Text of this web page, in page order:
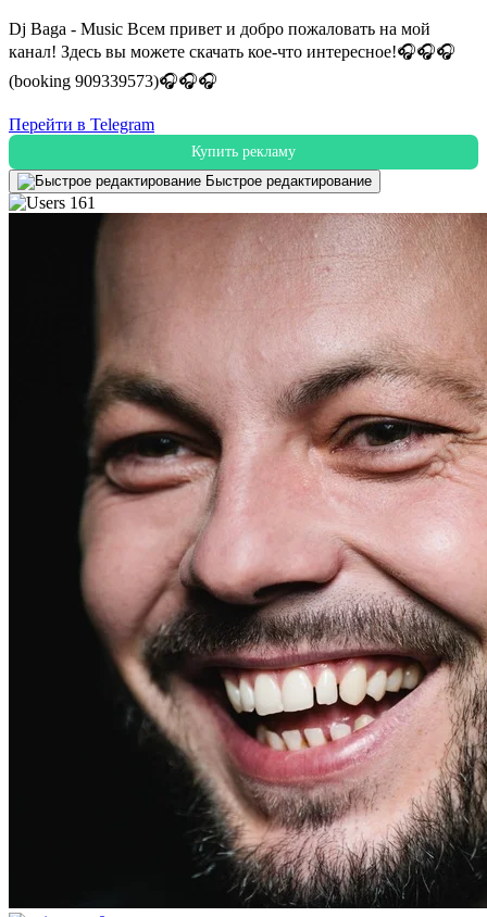
Dj Baga - Music Всем привет и добро пожаловать на мой
канал! Здесь вы можете скачать кое-что интересное!🎧🎧🎧
(booking 909339573)🎧🎧🎧
Перейти в Telegram
Купить рекламу
Быстрое редактирование
161